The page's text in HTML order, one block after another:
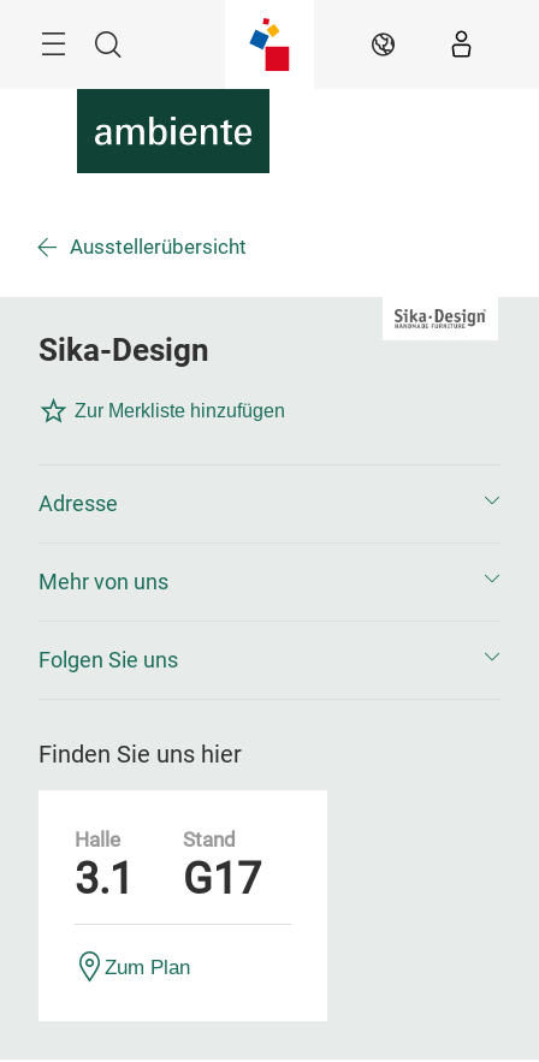
Suche DE
Ausstellerübersicht
Sika-Design
Zur Merkliste hinzufügen
Adresse
Mehr von uns
Folgen Sie uns
Finden Sie uns hier
Halle
3.1
Stand
G17
Zum Plan